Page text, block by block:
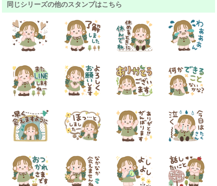
同じシリーズの他のスタンプはこちら